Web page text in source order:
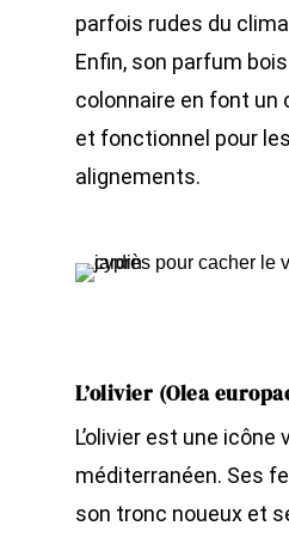
parfois rudes du
Enfin, son parfum
colonnaire en font un
et fonctionnel pour
alignements.
L’olivier (Olea
L’olivier est une
méditerranéen. Ses
son tronc noueux et